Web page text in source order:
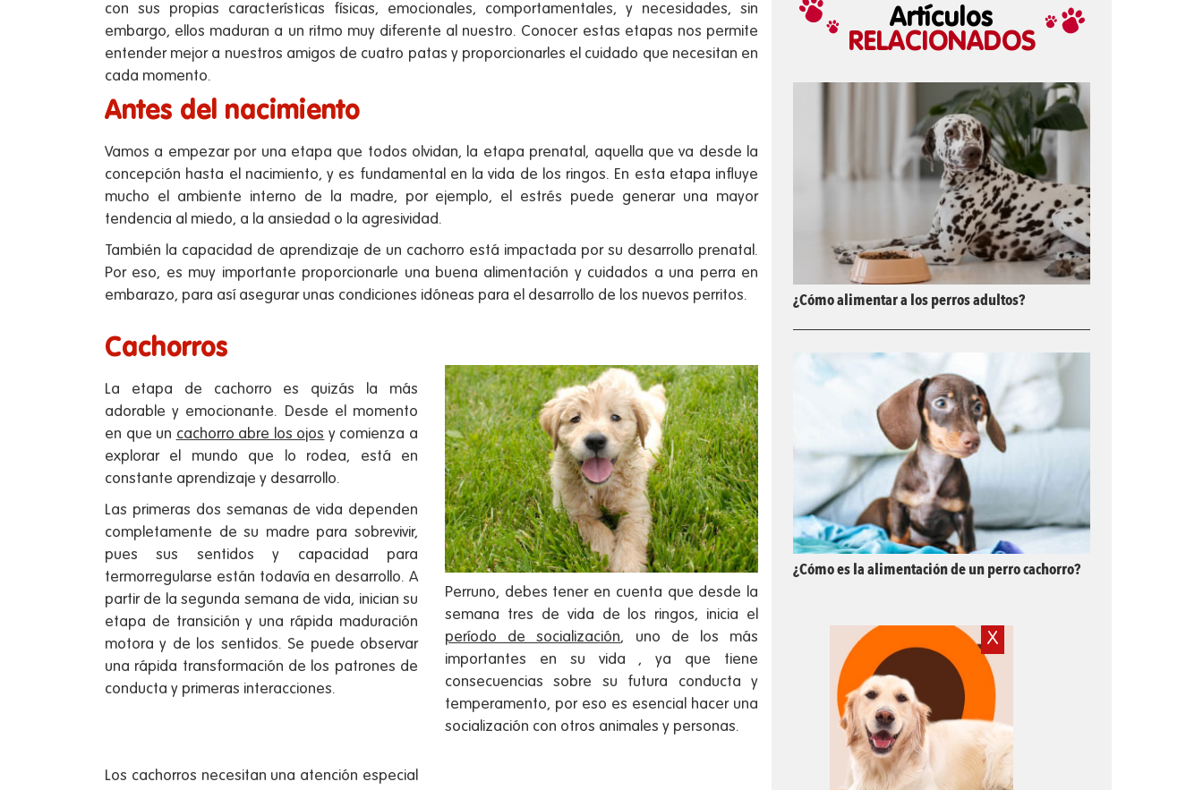
con sus propias características físicas, emocionales, comportamentales, y necesidades, sin
embargo, ellos maduran a un ritmo muy diferente al nuestro. Conocer estas etapas nos permite
entender mejor a nuestros amigos de cuatro patas y proporcionarles el cuidado que necesitan en
cada momento.
Antes del nacimiento
Vamos a empezar por una etapa que todos olvidan, la etapa prenatal, aquella que va desde la
concepción hasta el nacimiento, y es fundamental en la vida de los ringos. En esta etapa influye
mucho el ambiente interno de la madre, por ejemplo, el estrés puede generar una mayor
tendencia al miedo, a la ansiedad o la agresividad.
También la capacidad de aprendizaje de un cachorro está impactada por su desarrollo prenatal.
Por eso, es muy importante proporcionarle una buena alimentación y cuidados a una perra en
embarazo, para así asegurar unas condiciones idóneas para el desarrollo de los nuevos perritos.
Cachorros
La etapa de cachorro es quizás la más
adorable y emocionante. Desde el momento
en que un cachorro abre los ojos y comienza a
explorar el mundo que lo rodea, está en
constante aprendizaje y desarrollo.
Las primeras dos semanas de vida dependen
completamente de su madre para sobrevivir,
pues sus sentidos y capacidad para
termorregularse están todavía en desarrollo. A
partir de la segunda semana de vida, inician su
etapa de transición y una rápida maduración
motora y de los sentidos. Se puede observar
una rápida transformación de los patrones de
conducta y primeras interacciones.
Perruno, debes tener en cuenta que desde la
semana tres de vida de los ringos, inicia el
período de socialización, uno de los más
importantes en su vida , ya que tiene
consecuencias sobre su futura conducta y
temperamento, por eso es esencial hacer una
socialización con otros animales y personas.
Los cachorros necesitan una atención especial
Artículos
RELACIONADOS
¿Cómo alimentar a los perros adultos?
¿Cómo es la alimentación de un perro cachorro?
X